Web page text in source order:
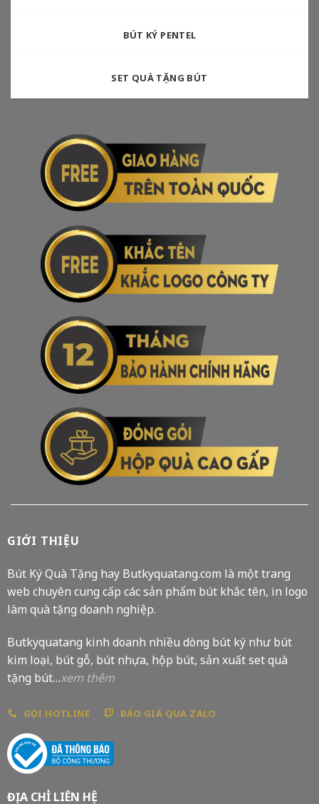
BÚT KÝ PENTEL
SET QUÀ TẶNG BÚT
GIỚI THIỆU
Bút Ký Quà Tặng hay Butkyquatang.com là một trang
web chuyên cung cấp các sản phẩm bút khắc tên, in logo
làm quà tặng doanh nghiệp.
Butkyquatang kinh doanh nhiều dòng bút ký như bút
kim loại, bút gỗ, bút nhựa, hộp bút, sản xuất set quà
tặng bút…xem thêm
GỌI HOTLINE BÁO GIÁ QUA ZALO
ĐỊA CHỈ LIÊN HỆ